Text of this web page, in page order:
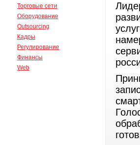
Торговые сети
Оборудование
Outsourcing
Кадры
Регулирование
Финансы
Web